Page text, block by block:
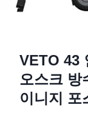
VETO 43
오스크 방
이니지 포